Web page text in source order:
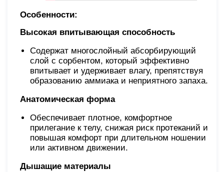
Особенности:
Высокая впитывающая способность
Содержат многослойный абсорбирующий
слой с сорбентом, который эффективно
впитывает и удерживает влагу, препятствуя
образованию аммиака и неприятного запаха.
Анатомическая форма
Обеспечивает плотное, комфортное
прилегание к телу, снижая риск протеканий и
повышая комфорт при длительном ношении
или активном движении.
Дышащие материалы